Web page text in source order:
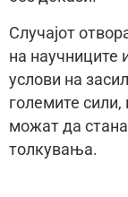
Случајот
на научниците
услови на
големите
можат да
толкувања.